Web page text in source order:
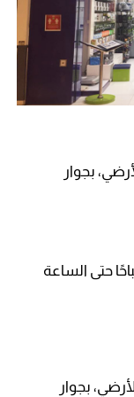
بجوار
10:00 صباحًا حتى الساعة
بجوار